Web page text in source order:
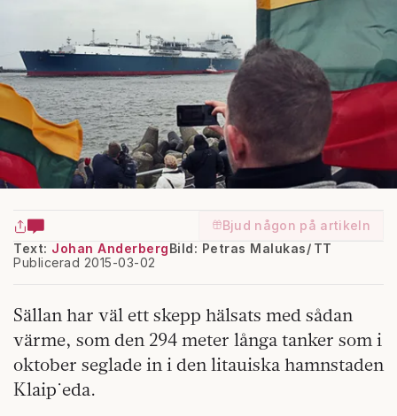
Bjud någon på artikeln
Text: Johan Anderberg
Publicerad 2015-03-02
Bild: Petras Malukas/ TT
Sällan har väl ett skepp hälsats med sådan
värme, som den 294 meter långa tanker som i
oktober seglade in i den litauiska hamnstaden
Klaip˙eda.